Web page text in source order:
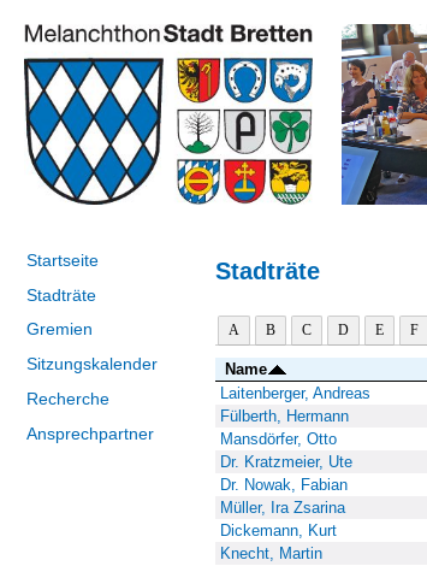
Startseite
Stadträte
Gremien
Sitzungskalender
Recherche
Ansprechpartner
Stadträte
A B C D E F
Name
Laitenberger, Andreas
Fülberth, Hermann
Mansdörfer, Otto
Dr. Kratzmeier, Ute
Dr. Nowak, Fabian
Müller, Ira Zsarina
Dickemann, Kurt
Knecht, Martin